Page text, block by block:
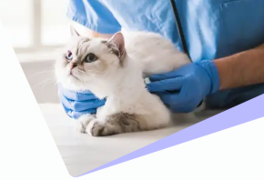
Wohnungsschutzbrief
Zur
Produktübersicht
Gewässerschadenhaftpflicht
Zur
Produktübersicht
Zur
Produktübersicht
Reisehaftpflichtversicherung
Reiserücktrittsversicherung
Produktübersicht
Zur
Produktübersicht
Zur
Produktübersicht
Zur
Produktübersicht
Montageversicherung
Zur
Produktübersicht
Gruppenunfall für
Betriebe
Gruppenunfall für
Vereine
Kunstversicherung
Ausstellungsversicherung
Valorenversicherung
Oldtimersammlungsversicherung